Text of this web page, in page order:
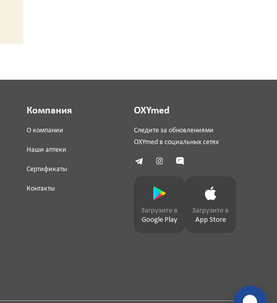
Компания
О компании
Наши аптеки
Сертификаты
Контакты
OXYmed
Следите за обновлениями
OXYmed в социальных сетях
Загрузите в
Google Play
Загрузите в
App Store